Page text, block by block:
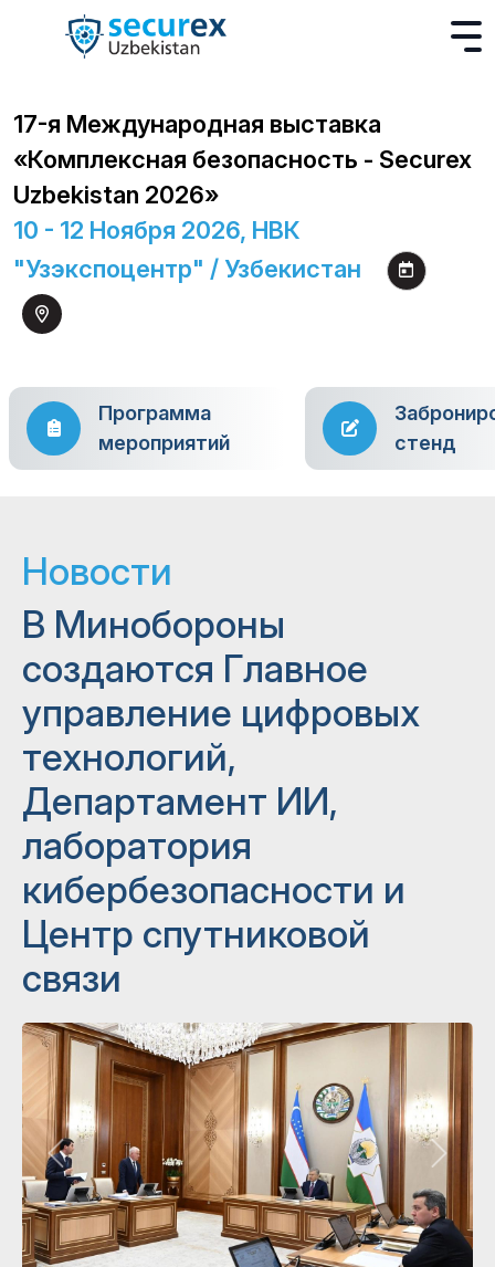
17-я Международная выставка
«Комплексная безопасность - Securex
Uzbekistan 2026»
10 - 12 Ноября 2026, НВК
"Узэкспоцентр" / Узбекистан
Программа
мероприятий
стенд
Новости
В Минобороны
создаются Главное
управление цифровых
технологий,
Департамент ИИ,
лаборатория
кибербезопасности и
Центр спутниковой
связи